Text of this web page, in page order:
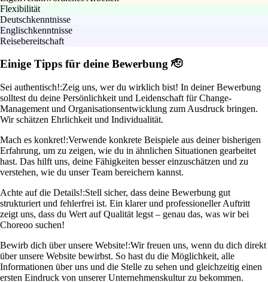
Flexibilität
Deutschkenntnisse
Englischkenntnisse
Reisebereitschaft
Einige Tipps für deine Bewerbung 🫡
Sei authentisch!:Zeig uns, wer du wirklich bist! In deiner Bewerbung
solltest du deine Persönlichkeit und Leidenschaft für Change-
Management und Organisationsentwicklung zum Ausdruck bringen.
Wir schätzen Ehrlichkeit und Individualität.
Mach es konkret!:Verwende konkrete Beispiele aus deiner bisherigen
Erfahrung, um zu zeigen, wie du in ähnlichen Situationen gearbeitet
hast. Das hilft uns, deine Fähigkeiten besser einzuschätzen und zu
verstehen, wie du unser Team bereichern kannst.
Achte auf die Details!:Stell sicher, dass deine Bewerbung gut
strukturiert und fehlerfrei ist. Ein klarer und professioneller Auftritt
zeigt uns, dass du Wert auf Qualität legst – genau das, was wir bei
Choreoo suchen!
Bewirb dich über unsere Website!:Wir freuen uns, wenn du dich direkt
über unsere Website bewirbst. So hast du die Möglichkeit, alle
Informationen über uns und die Stelle zu sehen und gleichzeitig einen
ersten Eindruck von unserer Unternehmenskultur zu bekommen.